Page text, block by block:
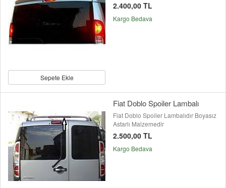
Sepete Ekle
2.400,00 TL
Kargo Bedava
Fiat Doblo Spoiler Lambalı
Fiat Doblo Spoiler Lambalıdır Boyasız
Astarlı Malzemedir
2.500,00 TL
Kargo Bedava